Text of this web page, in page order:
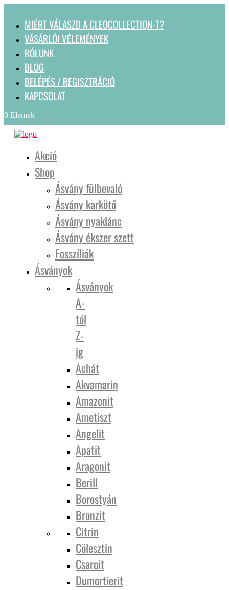
MIÉRT VÁLASZD A CLEOCOLLECTION-T?
VÁSÁRLÓI VÉLEMÉNYEK
RÓLUNK
BLOG
BELÉPÉS / REGISZTRÁCIÓ
KAPCSOLAT
0 Elemek
Akció
Shop
Ásvány fülbevaló
Ásvány karkötő
Ásvány nyaklánc
Ásvány ékszer szett
Fosszíliák
Ásványok
Ásványok
A-
tól
Z-
ig
Achát
Akvamarin
Amazonit
Ametiszt
Angelit
Apatit
Aragonit
Berill
Borostyán
Bronzit
Citrin
Cölesztin
Csaroit
Dumortierit